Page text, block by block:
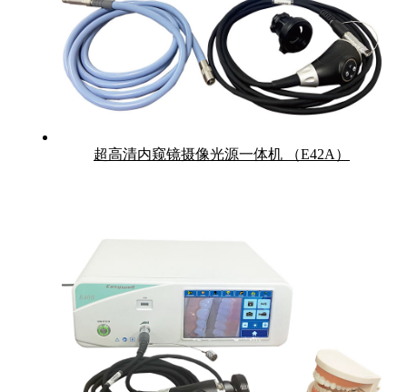
超高清内窥镜摄像光源一体机 （E42A）